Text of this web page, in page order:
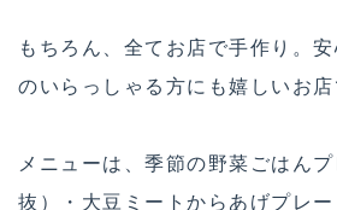
もちろん、全てお店で手作り。
のいらっしゃる方にも嬉しいお店
メニューは、季節の野菜ごはん
抜）・大豆ミートからあげプレ